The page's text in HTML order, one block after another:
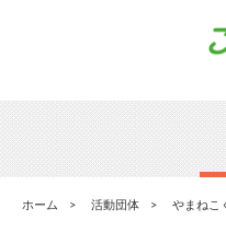
ホーム 活動団体 やまねこ